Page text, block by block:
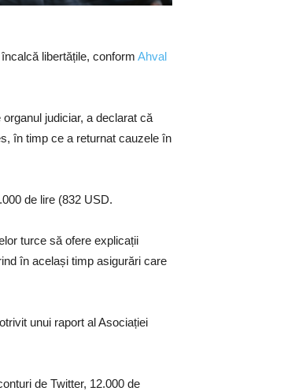
libertățile, conform Ahval
judiciar, a declarat că
în timp ce a returnat cauzele în
de lire (832 USD.
turce să ofere explicații
în același timp asigurări care
unui raport al Asociației
de Twitter, 12.000 de